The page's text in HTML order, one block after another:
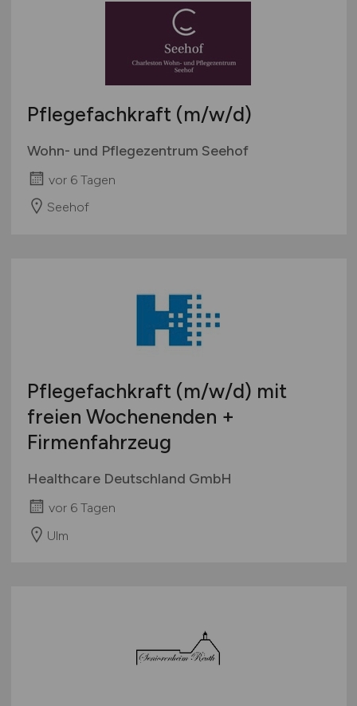
Pflegefachkraft (m/w/d)
Wohn- und Pflegezentrum Seehof
vor 6 Tagen
Seehof
Pflegefachkraft (m/w/d) mit
freien Wochenenden +
Firmenfahrzeug
Healthcare Deutschland GmbH
vor 6 Tagen
Ulm